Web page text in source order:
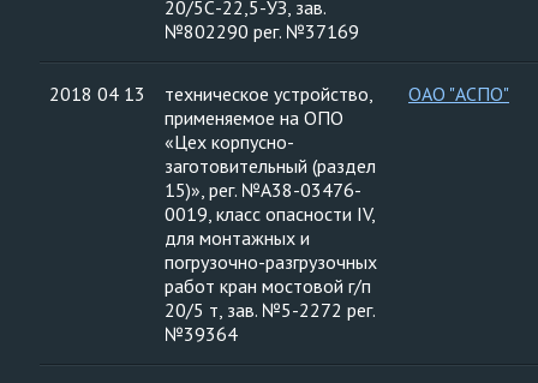
20/5С-22,5-УЗ, зав.
№802290 рег. №37169
2018 04 13
техническое устройство,
применяемое на ОПО
«Цех корпусно-
заготовительный (раздел
15)», рег. №А38-03476-
0019, класс опасности IV,
для монтажных и
погрузочно-разгрузочных
работ кран мостовой г/п
20/5 т, зав. №5-2272 рег.
№39364
ОАО "АСПО"